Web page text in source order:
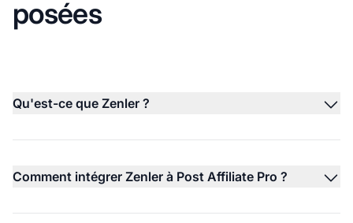
posées
Qu'est-ce que Zenler ?
Comment intégrer Zenler à Post Affiliate Pro ?